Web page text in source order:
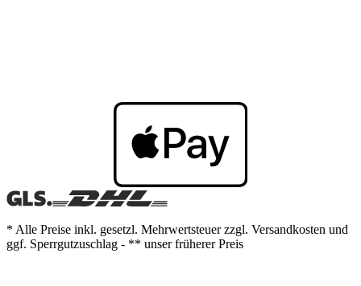
* Alle Preise inkl. gesetzl. Mehrwertsteuer zzgl. Versandkosten und
ggf. Sperrgutzuschlag - ** unser früherer Preis